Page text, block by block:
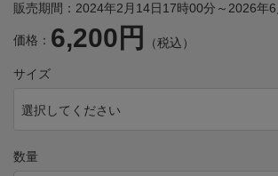
販売期間：2024年2月14日17時00分～2026年
価格： 6,200円 （税込）
サイズ
選択してください
数量